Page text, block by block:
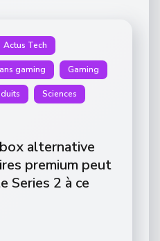
Actus Tech
gaming Gaming
Sciences
alternative
premium peut
Series 2 à ce